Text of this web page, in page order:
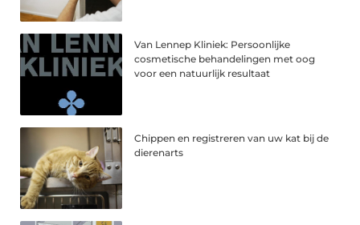
Van Lennep Kliniek: Persoonlijke
cosmetische behandelingen met oog
voor een natuurlijk resultaat
Chippen en registreren van uw kat bij de
dierenarts